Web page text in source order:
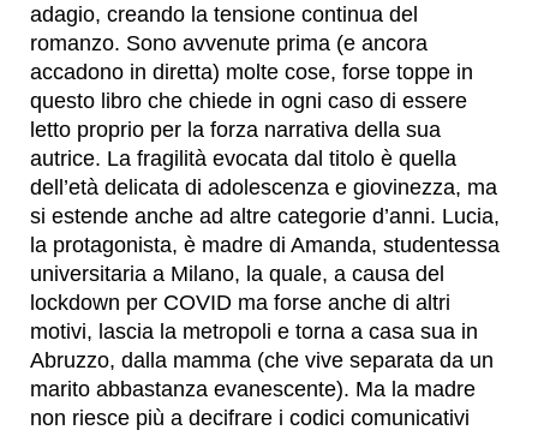
adagio, creando la tensione continua del
romanzo. Sono avvenute prima (e ancora
accadono in diretta) molte cose, forse toppe in
questo libro che chiede in ogni caso di essere
letto proprio per la forza narrativa della sua
autrice. La fragilità evocata dal titolo è quella
dell’età delicata di adolescenza e giovinezza, ma
si estende anche ad altre categorie d’anni. Lucia,
la protagonista, è madre di Amanda, studentessa
universitaria a Milano, la quale, a causa del
lockdown per COVID ma forse anche di altri
motivi, lascia la metropoli e torna a casa sua in
Abruzzo, dalla mamma (che vive separata da un
marito abbastanza evanescente). Ma la madre
non riesce più a decifrare i codici comunicativi